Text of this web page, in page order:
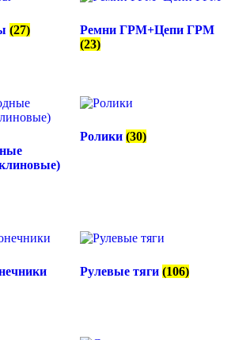
(27)
Ремни ГРМ+Цепи ГРМ
(23)
Ролики (30)
Рулевые тяги (106)